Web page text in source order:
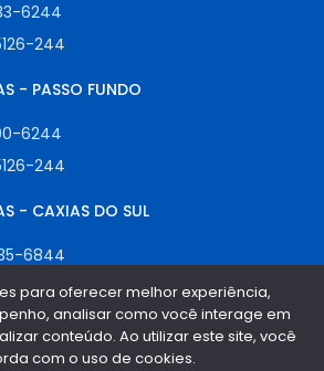
6244
244
- PASSO FUNDO
6244
244
- CAXIAS DO SUL
6844
244
- ERECHIM
para oferecer melhor experiência,
analisar como você interage em
conteúdo. Ao utilizar este site, você
com o uso de cookies.